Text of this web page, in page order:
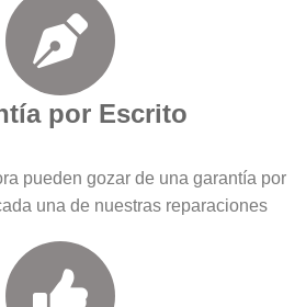
por Escrito
pueden gozar de una garantía por
una de nuestras reparaciones